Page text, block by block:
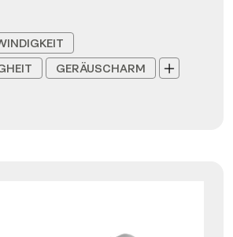
GERÄUSCHARM